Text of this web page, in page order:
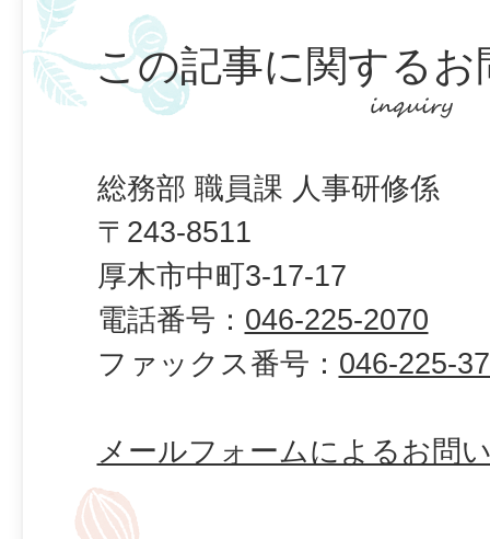
この記事に関するお
総務部 職員課 人事研修係
〒243-8511
厚木市中町3-17-17
電話番号： 046-225-2070
ファックス番号： 046-225-
メールフォームによるお問